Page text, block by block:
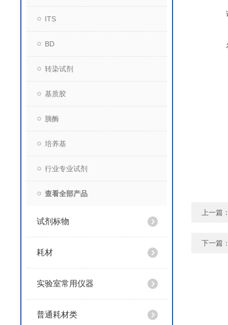
ITS
BD
转染试剂
基质胶
胰酶
培养基
行业专业试剂
查看全部产品
试剂标物
耗材
实验室常用仪器
普通耗材类
上一篇
下一篇